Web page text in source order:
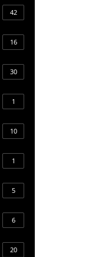
42
16
30
1
10
1
5
6
20